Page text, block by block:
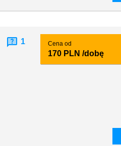
1 Cena od
170 PLN /dobę